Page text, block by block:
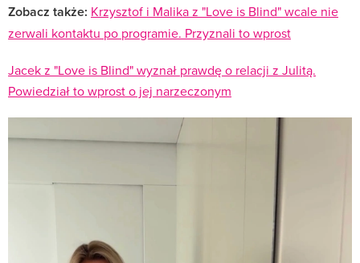
Zobacz także: Krzysztof i Malika z "Love is Blind" wcale nie
zerwali kontaktu po programie. Przyznali to wprost
Jacek z "Love is Blind" wyznał prawdę o relacji z Julitą.
Powiedział to wprost o jej narzeczonym